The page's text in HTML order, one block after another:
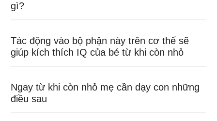
gì?
Tác động vào bộ phận này trên cơ thể sẽ
giúp kích thích IQ của bé từ khi còn nhỏ
Ngay từ khi còn nhỏ mẹ cần dạy con những
điều sau